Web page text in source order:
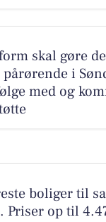
skal gøre
i
med og
boliger til
Priser op til